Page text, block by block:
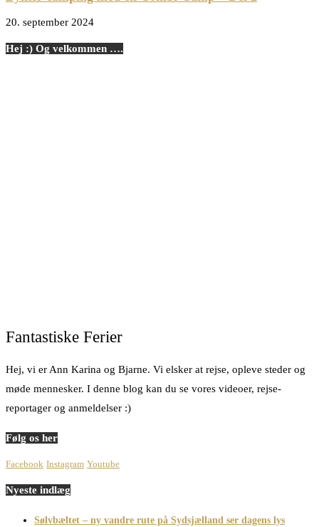
20. september 2024
Hej :) Og velkommen ….
Fantastiske Ferier
Hej, vi er Ann Karina og Bjarne. Vi elsker at rejse, opleve steder og
møde mennesker. I denne blog kan du se vores videoer, rejse-
reportager og anmeldelser :)
Følg os her
Facebook Instagram Youtube
Nyeste indlæg
Sølvbæltet – ny vandre rute på Sydsjælland ser dagens lys